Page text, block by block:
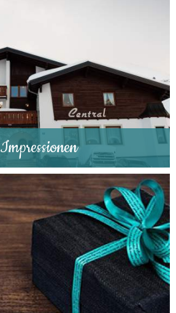
Impressionen